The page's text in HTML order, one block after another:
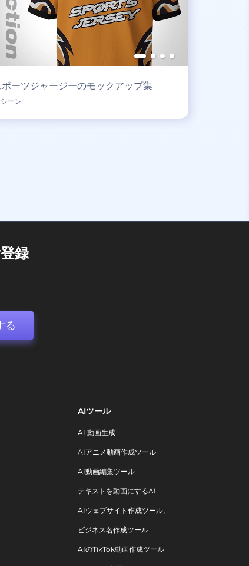
ポーツジャージーのモックアップ集
シーン
録
る
AIツール
AI 動画生成
AIアニメ動画作成ツール
AI動画編集ツール
テキストを動画にするAI
AIウェブサイト作成ツール。
ビジネス名作成ツール
AIのTikTok動画作成ツール